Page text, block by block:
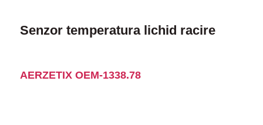
Senzor temperatura lichid racire
AERZETIX OEМ-1338.78